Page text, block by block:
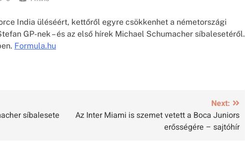
India üléséért, kettőről egyre csökkenhet a németországi
GP-nek – és az első hírek Michael Schumacher síbalesetéről.
Formula.hu
síbalesete
Next:
Az Inter Miami is szemet vetett a Boca Juniors
erősségére – sajtóhír